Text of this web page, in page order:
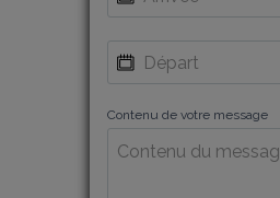
Contenu de votre message